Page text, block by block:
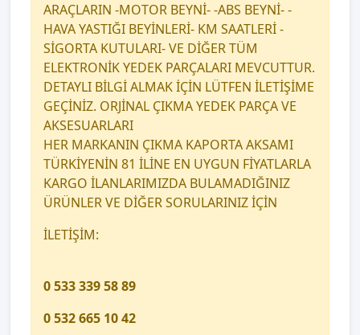
ARAÇLARIN -MOTOR BEYNİ- -ABS BEYNİ- -
HAVA YASTIĞI BEYİNLERİ- KM SAATLERİ -
SİGORTA KUTULARI- VE DİĞER TÜM
ELEKTRONİK YEDEK PARÇALARI MEVCUTTUR.
DETAYLI BİLGİ ALMAK İÇİN LÜTFEN İLETİŞİME
GEÇİNİZ. ORJİNAL ÇIKMA YEDEK PARÇA VE
AKSESUARLARI
HER MARKANIN ÇIKMA KAPORTA AKSAMI
TÜRKİYENİN 81 İLİNE EN UYGUN FİYATLARLA
KARGO İLANLARIMIZDA BULAMADIĞINIZ
ÜRÜNLER VE DİĞER SORULARINIZ İÇİN
İLETİŞİM:
0 533 339 58 89
0 532 665 10 42